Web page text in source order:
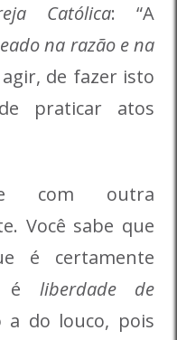
Católica: “A
na razão e na
de fazer isto
praticar atos
se com outra
Você sabe que
é certamente
é liberdade de
a do louco, pois